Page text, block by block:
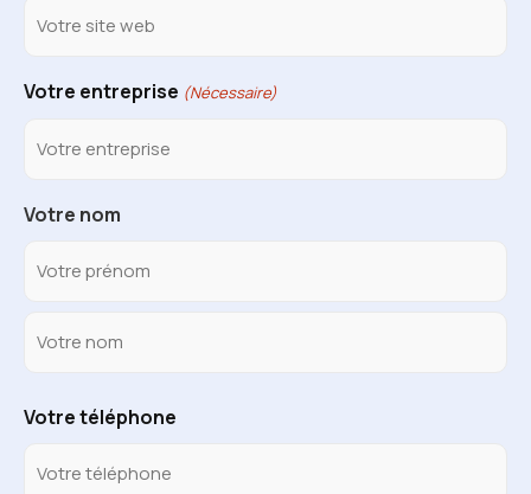
Votre entreprise (Nécessaire)
Votre nom
Votre téléphone